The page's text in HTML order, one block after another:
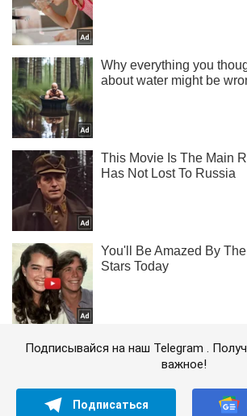
Подписывайся на наш Telegram .
важное!
Подписаться